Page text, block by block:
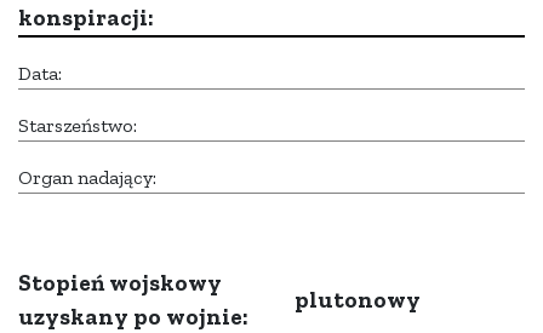
konspiracji:
Data:
Starszeństwo:
Organ nadający:
Stopień wojskowy
uzyskany po wojnie:
plutonowy